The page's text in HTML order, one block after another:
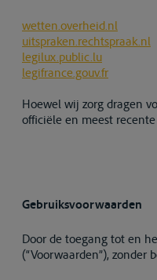
wetten.overheid.nl
uitspraken.rechtspraak.nl
legilux.public.lu
legifrance.gouv.fr
Hoewel wij zorg dragen
officiële en meest
Gebruiksvoorwaarden
Door de toegang tot en
(“Voorwaarden”),